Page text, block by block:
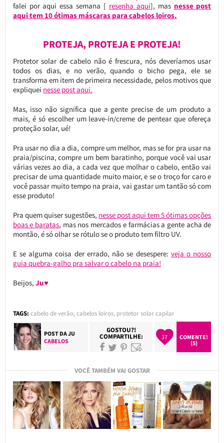
falei por aqui essa semana [ resenha aqui], mas nesse post
aqui tem 10 ótimas máscaras para cabelos loiros.
PROTEJA, PROTEJA E PROTEJA!
Protetor solar de cabelo não é frescura, nós deveríamos usar
todos os dias, e no verão, quando o bicho pega, ele se
transforma em item de primeira necessidade, pelos motivos que
expliquei nesse post aqui.
Mas, isso não significa que a gente precise de um produto a
mais, é só escolher um leave-in/creme de pentear que ofereça
proteção solar, ué!
Pra usar no dia a dia, compre um melhor, mas se for pra usar na
praia/piscina, compre um bem baratinho, porque você vai usar
várias vezes ao dia, a cada vez que molhar o cabelo, então vai
precisar de uma quantidade muito maior, e se o troço for caro e
você passar muito tempo na praia, vai gastar um tantão só com
esse produto!
Pra quem quiser sugestões, nesse post aqui tem 5 ótimas opções
boas e baratas, mas nos mercados e farmácias a gente acha de
montão, é só olhar se rótulo se o produto tem filtro UV.
E se alguma coisa der errado, não se desespere: veja o nosso
guia quebra-galho pra salvar o cabelo na praia!
Beijos, Ju♥
TAGS: cabelo de verão,cabelos loiros, protetor solar capilar
POST DAJU
CABELOS
GOSTOU?!
COMPARTILHE: 37
COMENTE!
(5)
VOCÊ TAMBÉM VAI GOSTAR